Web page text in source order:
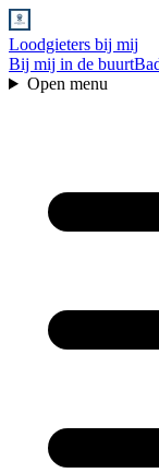
Loodgieters bij mij
Bij mij in de buurt
Open menu